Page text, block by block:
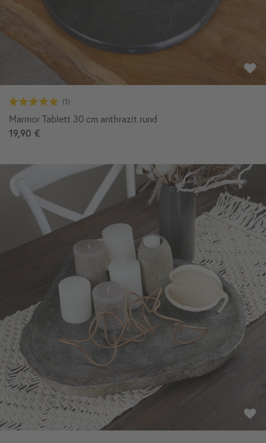
Marmor Tablett 30 cm anthrazit rund
19,90 €